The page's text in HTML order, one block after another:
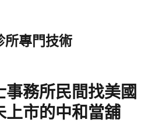
所專門技術
事務所民間找美國
上市的中和當舖